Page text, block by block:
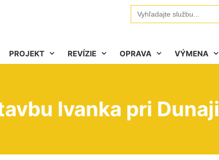
Search
for:
PROJEKT REVÍZIE OPRAVA VÝMENA
Ivanka pri Dunaji